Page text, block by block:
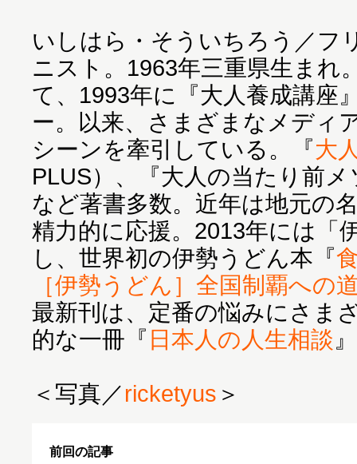
いしはら・そういちろう／フ
ニスト。1963年三重県生まれ
て、1993年に『大人養成講座
ー。以来、さまざまなメディ
シーンを牽引している。『大
PLUS）、『大人の当たり前
など著書多数。近年は地元の
精力的に応援。2013年には「
し、世界初の伊勢うどん本『
［伊勢うどん］全国制覇への
最新刊は、定番の悩みにさま
的な一冊『 日本人の人生相談
＜写真／ricketyus ＞
前回の記事